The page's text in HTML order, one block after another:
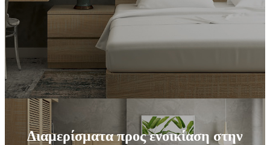
Διαμερίσματα προς ενοικίαση στην